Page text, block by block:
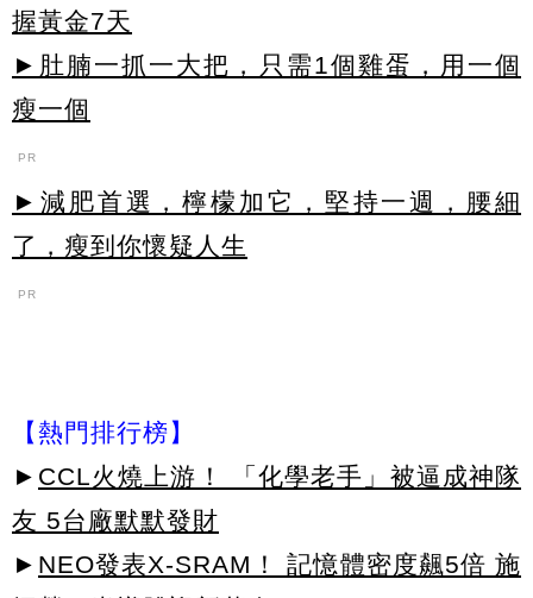
握黃金7天
►肚腩一抓一大把，只需1個雞蛋，用一個
瘦一個
PR
►減肥首選，檸檬加它，堅持一週，腰細
了，瘦到你懷疑人生
PR
【熱門排行榜】
► CCL火燒上游！ 「化學老手」被逼成神隊
友 5台廠默默發財
► NEO發表X-SRAM！ 記憶體密度飆5倍 施